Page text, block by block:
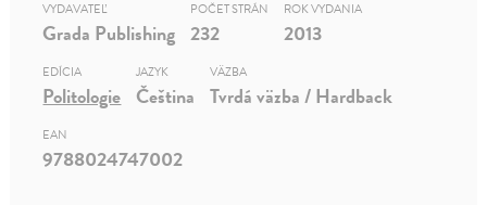
VYDAVATEĽ
Grada Publishing
POČET STRÁN
232
ROK VYDANIA
2013
EDÍCIA
Politologie
JAZYK
Čeština
VÄZBA
Tvrdá väzba / Hardback
EAN
9788024747002